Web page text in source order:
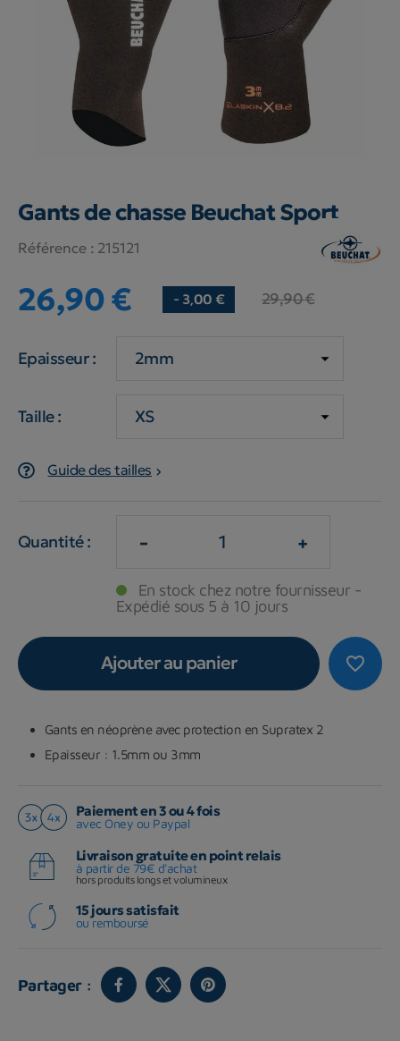
Gants de chasse Beuchat Sport
Référence : 215121
26,90 € - 3,00 € 29,90 €
Epaisseur :
Taille :
Guide des tailles
Quantité : - +
En stock chez notre fournisseur -
Expédié sous 5 à 10 jours
favorite_border
Ajouter au panier
Gants en néoprène avec protection en Supratex 2
Epaisseur : 1.5mm ou 3mm
Paiement en 3 ou 4 fois
avec Oney ou Paypal
Livraison gratuite en point relais
à partir de 79€ d'achat
hors produits longs et volumineux
15 jours satisfait
ou remboursé
Partager :